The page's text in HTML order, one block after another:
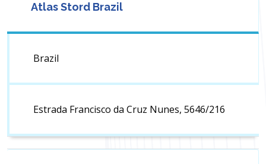
Atlas Stord Brazil
Brazil
Estrada Francisco da Cruz Nunes, 5646/216